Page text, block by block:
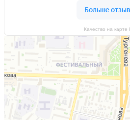
Качество на